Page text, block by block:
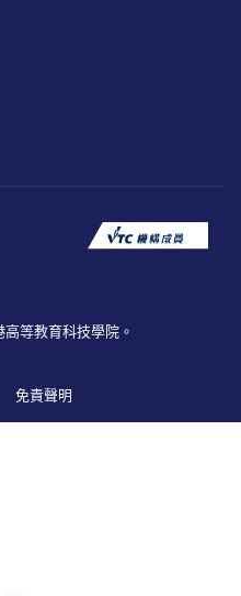
等教育科技學院。
免責聲明